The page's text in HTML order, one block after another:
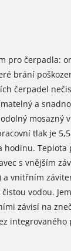
pro čerpadla:
brání
čerpadel
a
tlak je
s vnějším
a vnitřním
vodou.
závisí na